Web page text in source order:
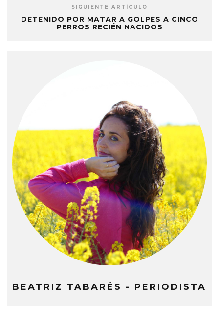
SIGUIENTE ARTÍCULO
DETENIDO POR MATAR A GOLPES A CINCO
PERROS RECIÉN NACIDOS
BEATRIZ TABARÉS - PERIODISTA